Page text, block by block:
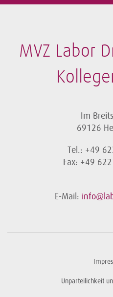
MVZ Labor
Im
69126
Tel.: +49
Fax: +49
E-Mail:
Unparteilichkeit